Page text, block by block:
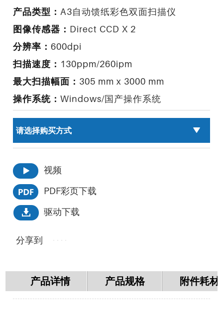
产品类型： A3自动馈纸彩色双面扫描仪
图像传感器： Direct CCD X 2
分辨率：600dpi
扫描速度： 130ppm/260ipm
最大扫描幅面： 305 mm x 3000 mm
操作系统：Windows/国产操作系统
视频
PDF彩页下载
驱动下载
分享到
产品详情 产品规格 附件耗材